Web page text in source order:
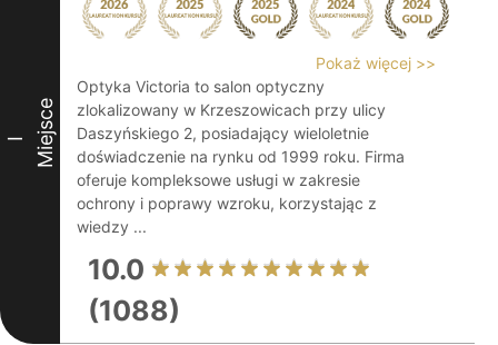
I Miejsce
Pokaż więcej >>
Optyka Victoria to salon optyczny
zlokalizowany w Krzeszowicach przy ulicy
Daszyńskiego 2, posiadający wieloletnie
doświadczenie na rynku od 1999 roku. Firma
oferuje kompleksowe usługi w zakresie
ochrony i poprawy wzroku, korzystając z
wiedzy ...
10.0
(1088)